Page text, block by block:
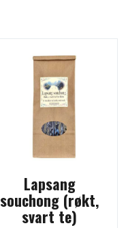
Lapsang
souchong (røkt,
svart te)